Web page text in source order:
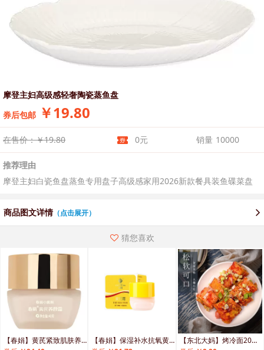
摩登主妇高级感轻奢陶瓷蒸鱼盘
券后包邮 ￥19.80
在售价：￥19.80 0元 销量 10000
推荐理由
摩登主妇白瓷鱼盘蒸鱼专用盘子高级感家用2026新款餐具装鱼碟菜盘
商品图文详情（点击展开）
猜您喜欢
【春娟】黄芪紧致肌肤养颜霜
【春娟】保湿补水抗氧黄芪霜
【东北大妈】烤冷面20片再赠酱！